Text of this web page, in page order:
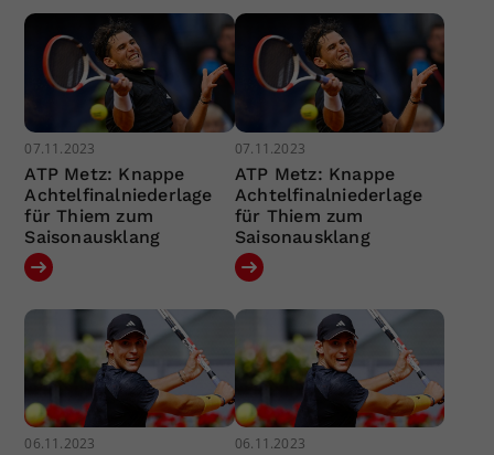
07.11.2023
ATP Metz: Knappe
Achtelfinalniederlage
für Thiem zum
Saisonausklang
07.11.2023
ATP Metz: Knappe
Achtelfinalniederlage
für Thiem zum
Saisonausklang
06.11.2023 06.11.2023